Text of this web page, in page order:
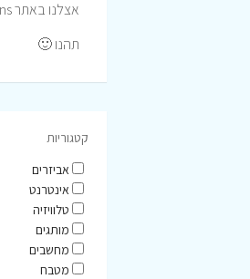
אצלנו באתר iCoupons תוכלו להנות מהטבות וקופונים לרכישה באתר ניופאן אאוטלט המעולה.
תהנו 🙂
קטגוריות
אביזרים
אינטרנט
טלוויזיה
מותגים
מחשבים
מטבח